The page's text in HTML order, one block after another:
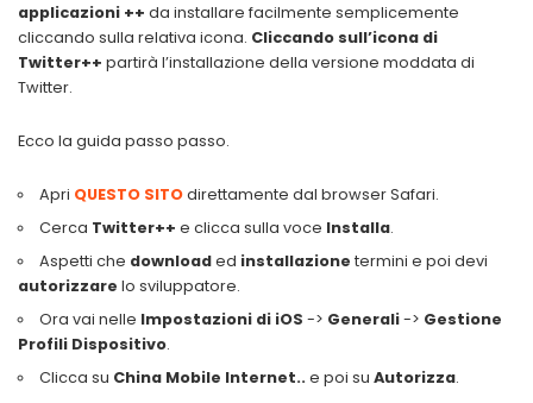
applicazioni ++ da installare facilmente semplicemente
cliccando sulla relativa icona. Cliccando sull’icona di
Twitter++ partirà l’installazione della versione moddata di
Twitter.
Ecco la guida passo passo.
Apri QUESTO SITOdirettamente dal browser Safari.
Cerca Twitter++ e clicca sulla voce Installa.
Aspetti che downloaded installazione termini e poi devi
autorizzare lo sviluppatore.
Ora vai nelle Impostazioni di iOS -> Generali-> Gestione
Profili Dispositivo.
Clicca su China Mobile Internet.. e poi su Autorizza.